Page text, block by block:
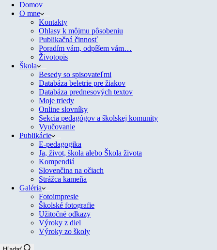
Domov
O mne
Kontakty
Ohlasy k môjmu pôsobeniu
Publikačná činnosť
Poradím vám, odpíšem vám…
Životopis
Škola
Besedy so spisovateľmi
Databáza beletrie pre žiakov
Databáza prednesových textov
Moje triedy
Online slovníky
Sekcia pedagógov a školskej komunity
Vyučovanie
Publikácie
E-pedagogika
Ja, život, škola alebo Škola života
Kompendiá
Slovenčina na očiach
Strážca kameňa
Galéria
Fotoimpresie
Školské fotografie
Užitočné odkazy
Výroky z diel
Výroky zo školy